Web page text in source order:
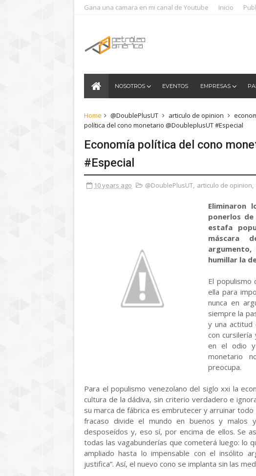
Gana una camara en mi canal de Youtube Inicio
NOSOTROS EVENTOS EMPRESAS
Home @DoublePlusUT articulo de opinion
política del cono monetario @DoubleplusUT #Especial
Economía política del cono
#Especial
10 years ago @DoublePlusUT, articulo de opinion,
Eliminaron
ponerlos
estafa
máscara
humillar la
El populismo
ella para
nunca en
siempre la
y una actitud
con cursilería
en el odio y
monetario
preocupa.
Para el populismo venezolano del siglo xxi la
cultura de la dádiva, sin criterio verdadero e
su marca de fábrica es embrutecer y arruinar
fracaso divide el mundo en buenos y
desposeídos y, eso sí, por encima de ellos. Se
todas las vagabunderías que cometerá luego: lo
ampliado hasta lo impensable con el insólito
justifica”. Así, el nuevo cono se implanta sin las